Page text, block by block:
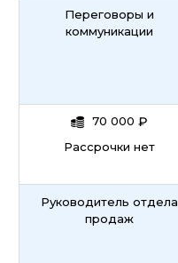
Переговоры и
коммуникации
70 000 ₽
Рассрочки нет
Руководитель отдела
продаж